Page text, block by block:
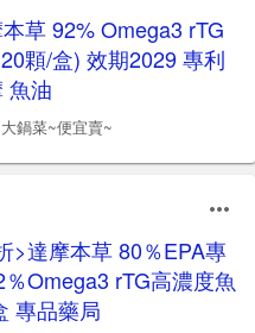
草 92% Omega3 rTG
顆/盒) 效期2029 專利
魚油
鍋菜~便宜賣~
>達摩本草 80％EPA專
Omega3 rTG高濃度魚
專品藥局